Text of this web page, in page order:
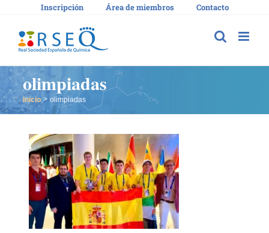
contenido
Inscripción Área de miembros Contacto
olimpiadas
Inicio olimpiadas